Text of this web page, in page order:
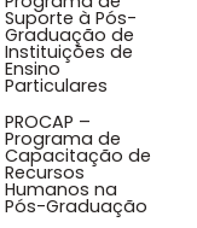
Suporte à Pós-
Graduação de
Instituições de
Ensino
Particulares
PROCAP –
Programa de
Capacitação de
Recursos
Humanos na
Pós-Graduação